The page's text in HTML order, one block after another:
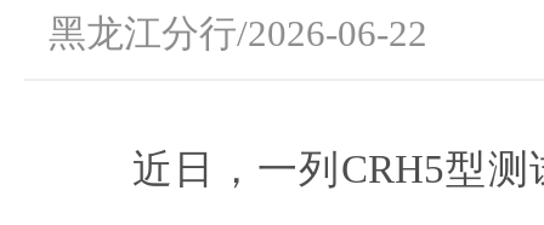
黑龙江分行/2026-06-22
近日，一列CRH5型测